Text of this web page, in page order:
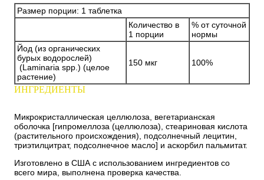
Размер порции: 1 таблетка
Количество в
1 порции
% от суточной
нормы
Йод (из органических
бурых водорослей)
(Laminaria spp.) (целое
растение)
150 мкг 100%
ИНГРЕДИЕНТЫ
Микрокристаллическая целлюлоза, вегетарианская
оболочка [гипромеллоза (целлюлоза), стеариновая кислота
(растительного происхождения), подсолнечный лецитин,
триэтилцитрат, подсолнечное масло] и аскорбил пальмитат.
Изготовлено в США с использованием ингредиентов со
всего мира, выполнена проверка качества.